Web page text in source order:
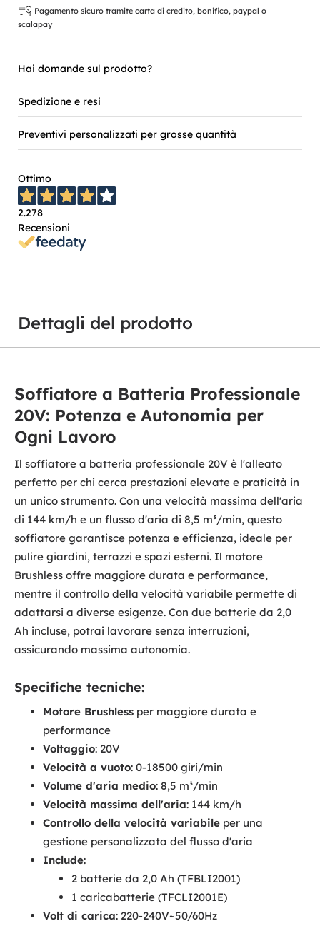
Pagamento sicuro tramite carta di credito, bonifico, paypal o
scalapay
Hai domande sul prodotto?
Spedizione e resi
Preventivi personalizzati per grosse quantità
Ottimo
2.278
Recensioni
Dettagli del prodotto
Soffiatore a Batteria Professionale
20V: Potenza e Autonomia per
Ogni Lavoro
Il soffiatore a batteria professionale 20V è l'alleato
perfetto per chi cerca prestazioni elevate e praticità in
un unico strumento. Con una velocità massima dell'aria
di 144 km/h e un flusso d'aria di 8,5 m³/min, questo
soffiatore garantisce potenza e efficienza, ideale per
pulire giardini, terrazzi e spazi esterni. Il motore
Brushless offre maggiore durata e performance,
mentre il controllo della velocità variabile permette di
adattarsi a diverse esigenze. Con due batterie da 2,0
Ah incluse, potrai lavorare senza interruzioni,
assicurando massima autonomia.
Specifiche tecniche:
Motore Brushless per maggiore durata e
performance
Voltaggio: 20V
Velocità a vuoto: 0-18500 giri/min
Volume d'aria medio: 8,5 m³/min
Velocità massima dell'aria: 144 km/h
Controllo della velocità variabile per una
gestione personalizzata del flusso d'aria
Include:
2 batterie da 2,0 Ah (TFBLI2001)
1 caricabatterie (TFCLI2001E)
Volt di carica: 220-240V~50/60Hz